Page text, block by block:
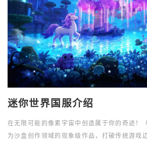
迷你世界国服介绍
在无限可能的像素宇宙中创造属于你的奇迹！
为沙盒创作领域的现象级作品，打破传统游戏